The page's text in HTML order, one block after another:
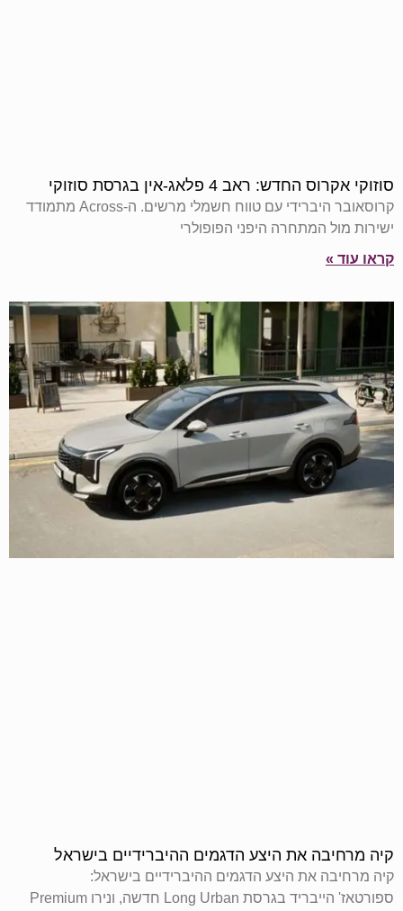
סוזוקי אקרוס החדש: ראב 4 פלאג‑אין בגרסת סוזוקי
קרוסאובר היברידי עם טווח חשמלי מרשים. ה-Across מתמודד
ישירות מול המתחרה היפני הפופולרי
קראו עוד »
קיה מרחיבה את היצע הדגמים ההיברידיים בישראל
קיה מרחיבה את היצע הדגמים ההיברידיים בישראל:
ספורטאז' הייבריד בגרסת Long Urban חדשה, ונירו Premium